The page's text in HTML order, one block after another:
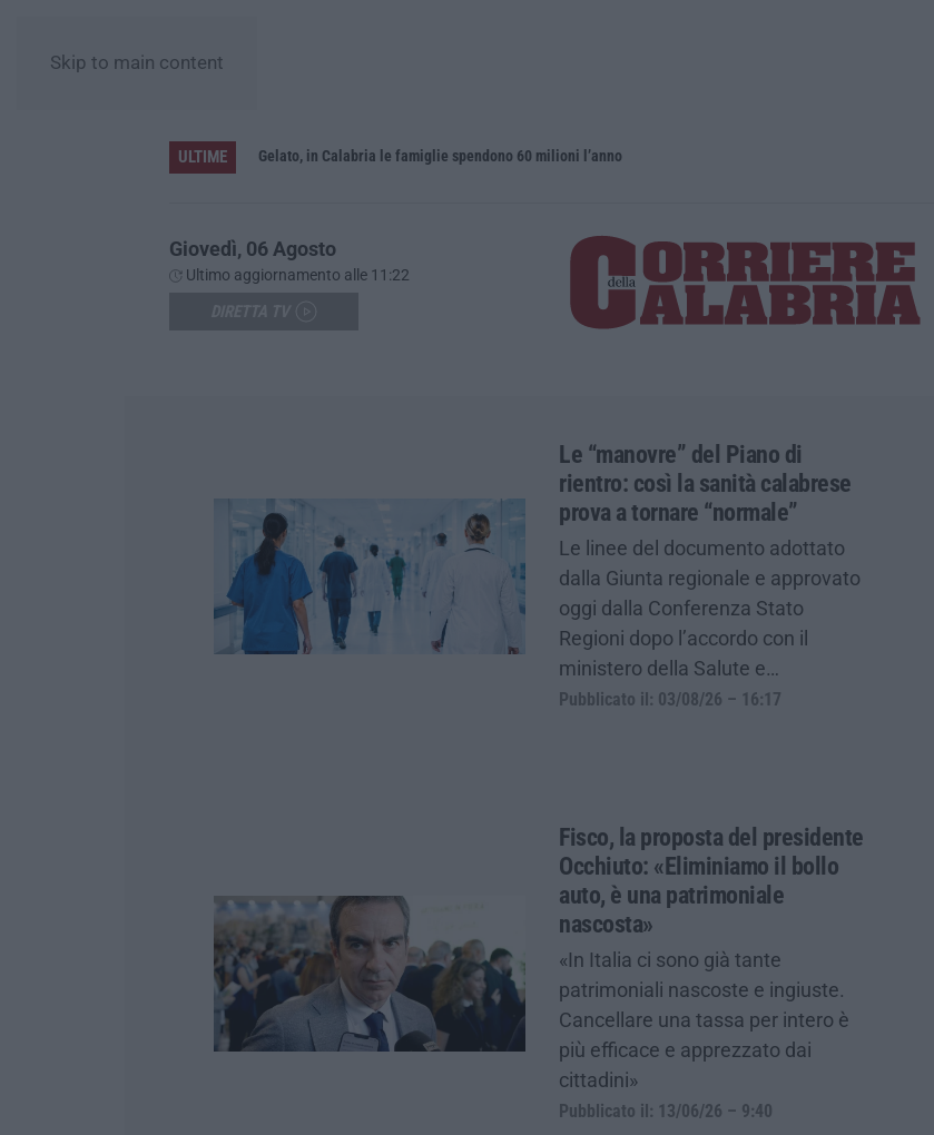
Skip to main content
ULTIME Gelato, in Calabria le famiglie spendono 60 milioni l’anno
Giovedì, 06 Agosto
Ultimo aggiornamento alle 11:22
Le “manovre” del Piano di
rientro: così la sanità calabrese
prova a tornare “normale”
Le linee del documento adottato
dalla Giunta regionale e approvato
oggi dalla Conferenza Stato
Regioni dopo l’accordo con il
ministero della Salute e…
Pubblicato il: 03/08/26 – 16:17
Fisco, la proposta del presidente
Occhiuto: «Eliminiamo il bollo
auto, è una patrimoniale
nascosta»
«In Italia ci sono già tante
patrimoniali nascoste e ingiuste.
Cancellare una tassa per intero è
più efficace e apprezzato dai
cittadini»
Pubblicato il: 13/06/26 – 9:40